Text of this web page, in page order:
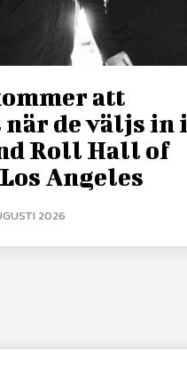
att
när de väljs in i
Roll Hall of
Angeles
2026